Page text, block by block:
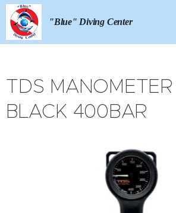
"Blue" Diving Center
TDS
BLACK 400BAR